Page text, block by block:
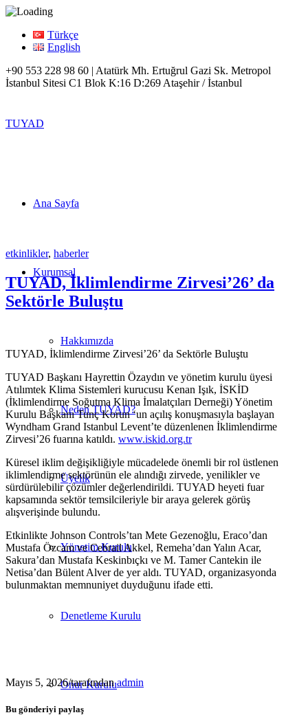
Türkçe
English
+90 553 228 98 60 | Atatürk Mh. Ertuğrul Gazi Sk. Metropol
İstanbul Sitesi C1 Blok K:16 D:269 Ataşehir / İstanbul
TUYAD
Ana Sayfa
Kurumsal
Hakkımızda
Neden TUYAD?
Üyelik
Yönetim Kurulu
Denetleme Kurulu
Onur Kurulu
etkinlikler, haberler
TUYAD, İklimlendirme Zirvesi’26’ da
Sektörle Buluştu
TUYAD, İklimlendirme Zirvesi’26’ da Sektörle Buluştu
TUYAD Başkanı Hayrettin Özaydın ve yönetim kurulu üyesi
Atılımtek Klima Sistemleri kurucusu Kenan Işık, İSKİD
(İklimlendirme Soğutma Klima İmalatçıları Derneği) Yönetim
Kurulu Başkanı Tunç Korun ‘un açılış konuşmasıyla başlayan
Wyndham Grand Istanbul Levent’te düzenlenen İklimlendirme
Zirvesi’26 fuarına katıldı. www.iskid.org.tr
Küresel iklim değişikliğiyle mücadelede önemli bir rol üstlenen
iklimlendirme sektörünün ele alındığı zirvede, yenilikler ve
sürdürülebilir çözümler değerlendirildi. TUYAD heyeti fuar
kapsamında sektör temsilcileriyle bir araya gelerek görüş
alışverişinde bulundu.
Etkinlikte Johnson Controls’tan Mete Gezenoğlu, Eraco’dan
Mustafa Özcam ve Cebrail Akkel, Remeha’dan Yalın Acar,
Sakura’dan Mustafa Keskinbıçkı ve M. Tamer Cantekin ile
Netisa’dan Bülent Alver de yer aldı. TUYAD, organizasyonda
bulunmaktan memnuniyet duyduğunu ifade etti.
Mayıs 5, 2026/tarafındanadmin
Bu gönderiyi paylaş